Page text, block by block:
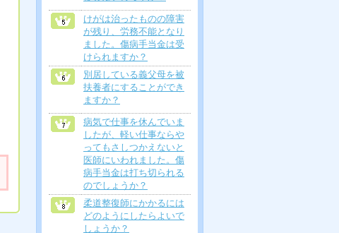
けがは治ったものの障害
が残り、労務不能となり
ました。傷病手当金は受
けられますか？
別居している義父母を被
扶養者にすることができ
ますか？
病気で仕事を休んでいま
したが、軽い仕事ならや
ってもさしつかえないと
医師にいわれました。傷
病手当金は打ち切られる
のでしょうか？
柔道整復師にかかるには
どのようにしたらよいで
しょうか？